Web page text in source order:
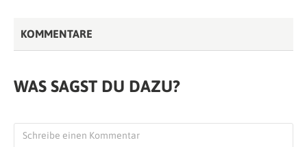
KOMMENTARE
WAS SAGST DU DAZU?